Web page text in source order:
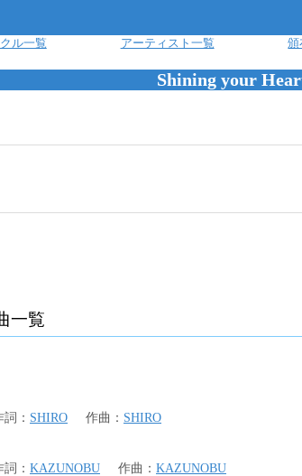
ル一覧 アーティスト一覧 頒
Shining your
一覧
詞 ： SHIRO 作曲 ： SHIRO
詞 ： KAZUNOBU 作曲 ： KAZUNOBU